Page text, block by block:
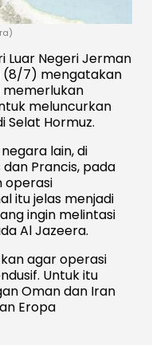
Luar Negeri Jerman
(8/7) mengatakan
meluncurkan
Selat Hormuz.
lain, di
Prancis, pada
operasi
itu jelas menjadi
ingin melintasi
Al Jazeera.
agar operasi
Untuk itu
Oman dan Iran
Eropa